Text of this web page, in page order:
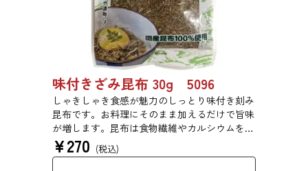
味付きざみ昆布 30g 5096
しゃきしゃき食感が魅力のしっとり味付き刻み
昆布です。お料理にそのまま加えるだけで旨味
が増します。昆布は食物繊維やカルシウムを豊
富に含んでいるため、バランスのとれた食生活
のためにお使いいただけます。白ごはん、納
¥270 (税込)